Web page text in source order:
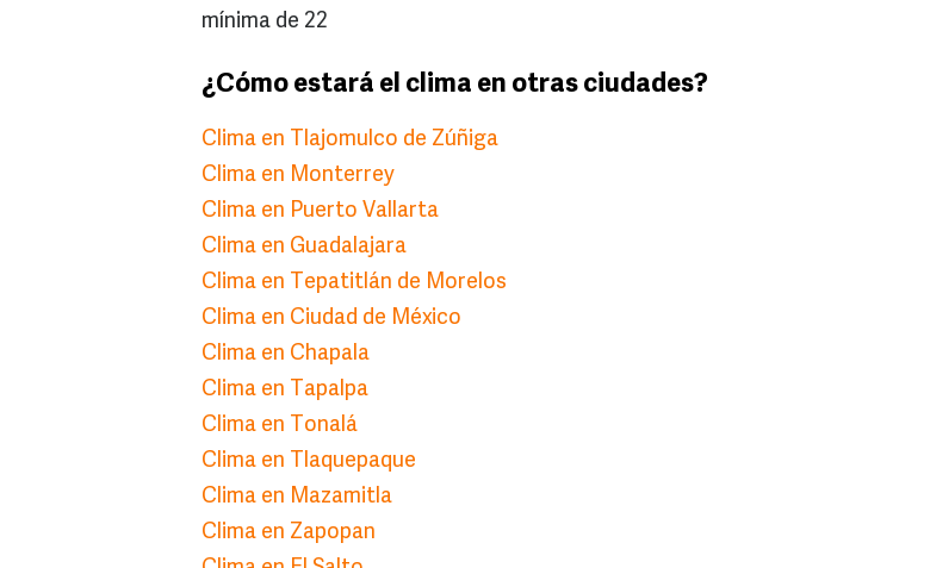
mínima de 22
¿Cómo estará el clima en otras ciudades?
Clima en Tlajomulco de Zúñiga
Clima en Monterrey
Clima en Puerto Vallarta
Clima en Guadalajara
Clima en Tepatitlán de Morelos
Clima en Ciudad de México
Clima en Chapala
Clima en Tapalpa
Clima en Tonalá
Clima en Tlaquepaque
Clima en Mazamitla
Clima en Zapopan